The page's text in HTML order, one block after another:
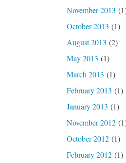
November 2013
October 2013 (1)
August 2013 (2)
May 2013 (1)
March 2013 (1)
February 2013 (1)
January 2013 (1)
November 2012
October 2012(1)
February 2012(1)